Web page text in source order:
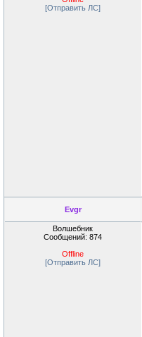
[Отправить ЛС]
Evgr
Волшебник
Сообщений: 874
Offline
[Отправить ЛС]